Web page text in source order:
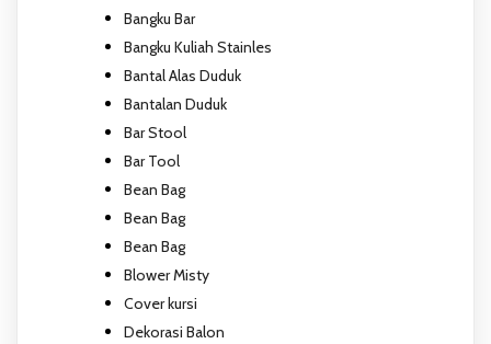
Bangku Bar
Bangku Kuliah Stainles
Bantal Alas Duduk
Bantalan Duduk
Bar Stool
Bar Tool
Bean Bag
Bean Bag
Bean Bag
Blower Misty
Cover kursi
Dekorasi Balon